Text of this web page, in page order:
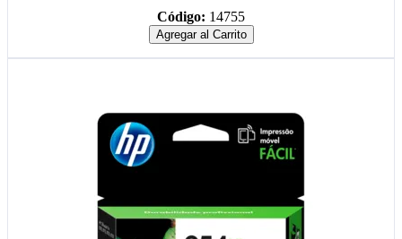
Código: 14755
Agregar al Carrito